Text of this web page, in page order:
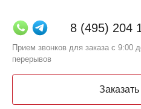
8 (495) 204
Прием звонков для заказа с 9:00
перерывов